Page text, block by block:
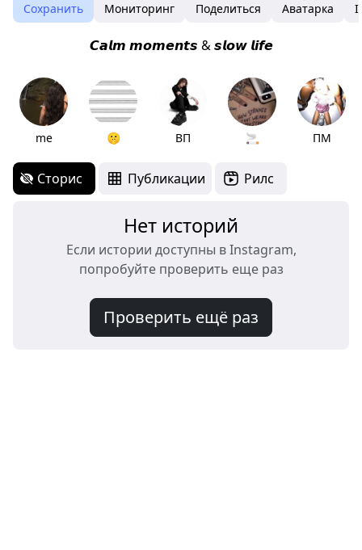
Сохранить Мониторинг Поделиться Аватарка
𝘾𝙖𝙡𝙢 𝙢𝙤𝙢𝙚𝙣𝙩𝙨 & 𝙨𝙡𝙤𝙬 𝙡𝙞𝙛𝙚
me 🤫 ВП 🚬 ПМ
Сторис Публикации Рилс
Нет историй
Если истории доступны в Instagram,
попробуйте проверить еще раз
Проверить ещё раз